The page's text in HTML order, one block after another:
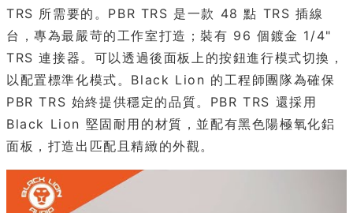
TRS 所需要的。PBR TRS 是一款 48 點 TRS 插線
台，專為最嚴苛的工作室打造；裝有 96 個鍍金 1/4"
TRS 連接器。可以透過後面板上的按鈕進行模式切換，
以配置標準化模式。Black Lion 的工程師團隊為確保
PBR TRS 始終提供穩定的品質。PBR TRS 還採用
Black Lion 堅固耐用的材質，並配有黑色陽極氧化鋁
面板，打造出匹配且精緻的外觀。